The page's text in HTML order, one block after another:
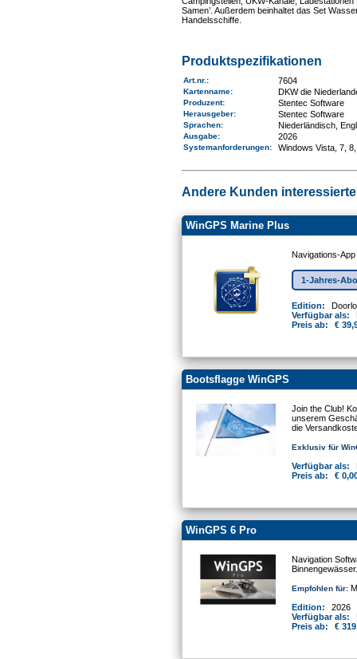
Samen’. Außerdem beinhaltet das Set
Handelsschiffe.
Produktspezifikationen
Art.nr.: 7604
Kartenname: DKW die
Produzent: Stentec Software
Herausgeber: Stentec Software
Sprachen: Niederländisch,
Ausgabe: 2026
Systemanforderungen: Windows Vista, 7,
Andere Kunden
WinGPS Marine Plus
Navigations-
1-Jahres-
Edition:
Verfügbar als:
Preis ab:
€
Bootsflagge WinGPS
Join the Club!
unserem
die
Exklusiv für
Verfügbar als:
Preis ab:
€
WinGPS 6 Pro
Navigation
Binnengewässer.
Empfohlen für:
Edition:
2026
Verfügbar als:
Preis ab:
€